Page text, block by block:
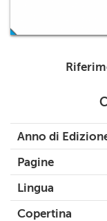
Anno di
Pagine
Lingua
Copertina